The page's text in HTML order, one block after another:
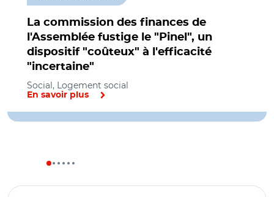
La commission des finances de
l'Assemblée fustige le "Pinel", un
dispositif "coûteux" à l'efficacité
"incertaine"
Social, Logement social
En savoir plus